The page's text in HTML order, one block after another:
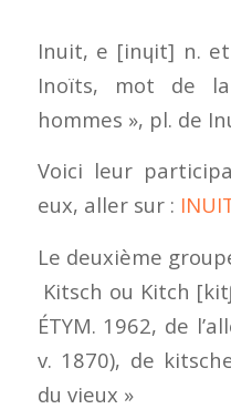
Inuit, e [inɥit] n. et
Inoïts, mot de
hommes », pl. de
Voici leur
eux, aller sur :
Le deuxième
Kitsch ou Kitch
ÉTYM. 1962, de
v. 1870), de
du vieux »